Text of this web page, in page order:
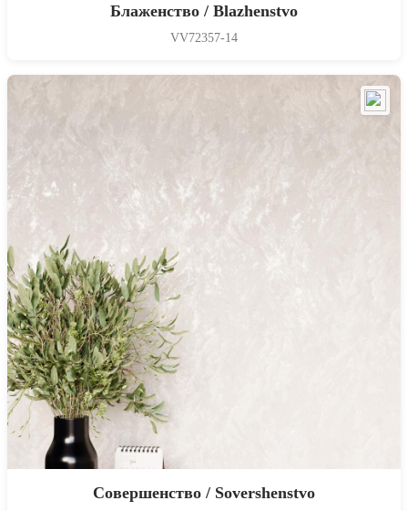
Блаженство / Blazhenstvo
VV72357-14
Совершенство / Sovershenstvo